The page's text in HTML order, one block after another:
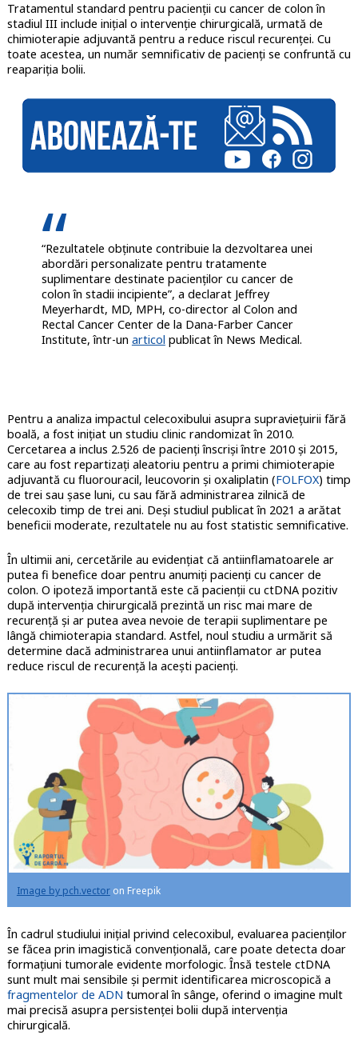
Tratamentul standard pentru pacienții cu cancer de colon în
stadiul III include inițial o intervenție chirurgicală, urmată de
chimioterapie adjuvantă pentru a reduce riscul recurenței. Cu
toate acestea, un număr semnificativ de pacienți se confruntă cu
reapariția bolii.
“Rezultatele obținute contribuie la dezvoltarea unei
abordări personalizate pentru tratamente
suplimentare destinate pacienților cu cancer de
colon în stadii incipiente”, a declarat Jeffrey
Meyerhardt, MD, MPH, co-director al Colon and
Rectal Cancer Center de la Dana-Farber Cancer
Institute, într-un articol publicat în News Medical.
Pentru a analiza impactul celecoxibului asupra supraviețuirii fără
boală, a fost inițiat un studiu clinic randomizat în 2010.
Cercetarea a inclus 2.526 de pacienți înscriși între 2010 și 2015,
care au fost repartizați aleatoriu pentru a primi chimioterapie
adjuvantă cu fluorouracil, leucovorin și oxaliplatin (FOLFOX) timp
de trei sau șase luni, cu sau fără administrarea zilnică de
celecoxib timp de trei ani. Deși studiul publicat în 2021 a arătat
beneficii moderate, rezultatele nu au fost statistic semnificative.
În ultimii ani, cercetările au evidențiat că antiinflamatoarele ar
putea fi benefice doar pentru anumiți pacienți cu cancer de
colon. O ipoteză importantă este că pacienții cu ctDNA pozitiv
după intervenția chirurgicală prezintă un risc mai mare de
recurență și ar putea avea nevoie de terapii suplimentare pe
lângă chimioterapia standard. Astfel, noul studiu a urmărit să
determine dacă administrarea unui antiinflamator ar putea
reduce riscul de recurență la acești pacienți.
Image by pch.vectoron Freepik
În cadrul studiului inițial privind celecoxibul, evaluarea pacienților
se făcea prin imagistică convențională, care poate detecta doar
formațiuni tumorale evidente morfologic. Însă testele ctDNA
sunt mult mai sensibile și permit identificarea microscopică a
fragmentelor de ADN tumoral în sânge, oferind o imagine mult
mai precisă asupra persistenței bolii după intervenția
chirurgicală.